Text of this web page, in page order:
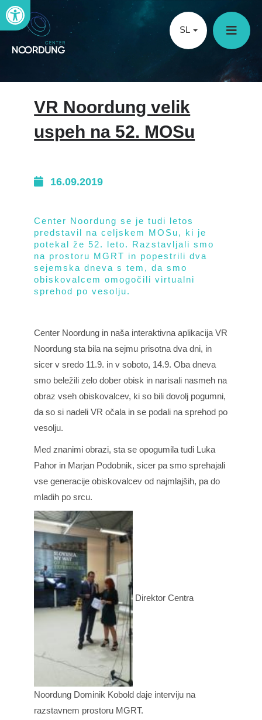
Open toolbar
SL
VR Noordung velik
uspeh na 52. MOSu
16.09.2019
Center Noordung se je tudi letos
predstavil na celjskem MOSu, ki je
potekal že 52. leto. Razstavljali smo
na prostoru MGRT in popestrili dva
sejemska dneva s tem, da smo
obiskovalcem omogočili virtualni
sprehod po vesolju.
Center Noordung in naša interaktivna aplikacija VR
Noordung sta bila na sejmu prisotna dva dni, in
sicer v sredo 11.9. in v soboto, 14.9. Oba dneva
smo beležili zelo dober obisk in narisali nasmeh na
obraz vseh obiskovalcev, ki so bili dovolj pogumni,
da so si nadeli VR očala in se podali na sprehod po
vesolju.
Med znanimi obrazi, sta se opogumila tudi Luka
Pahor in Marjan Podobnik, sicer pa smo sprehajali
vse generacije obiskovalcev od najmlajših, pa do
mladih po srcu.
Direktor Centra
Noordung Dominik Kobold daje interviju na
razstavnem prostoru MGRT.